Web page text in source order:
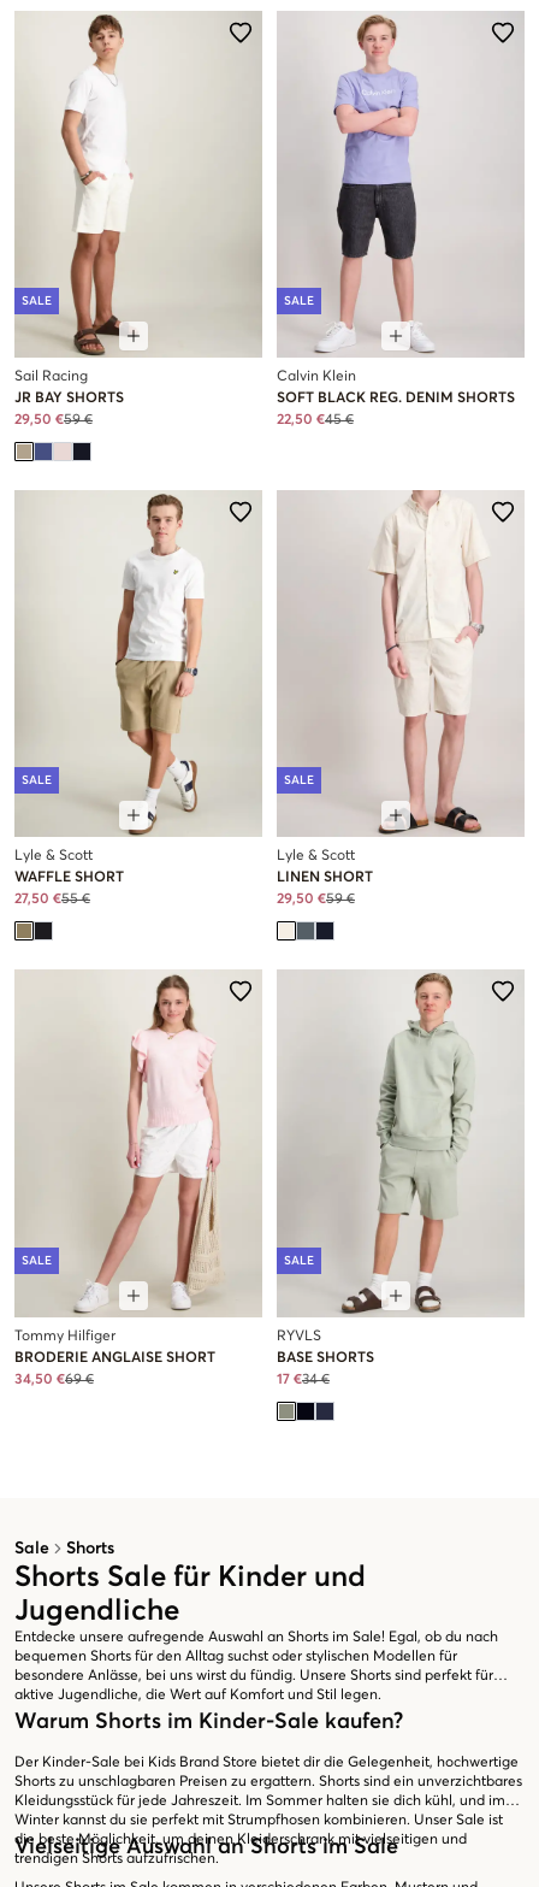
Sale Shorts
Shorts Sale für Kinder und
Jugendliche
Entdecke unsere aufregende Auswahl an Shorts im Sale! Egal, ob du nach
bequemen Shorts für den Alltag suchst oder stylischen Modellen für
besondere Anlässe, bei uns wirst du fündig. Unsere Shorts sind perfekt für
aktive Jugendliche, die Wert auf Komfort und Stil legen.
Warum Shorts im Kinder-Sale kaufen?
Der Kinder-Sale bei Kids Brand Store bietet dir die Gelegenheit, hochwertige
Shorts zu unschlagbaren Preisen zu ergattern. Shorts sind ein unverzichtbares
Kleidungsstück für jede Jahreszeit. Im Sommer halten sie dich kühl, und im
Winter kannst du sie perfekt mit Strumpfhosen kombinieren. Unser Sale ist
die beste Möglichkeit, um deinen Kleiderschrank mit vielseitigen und
trendigen Shorts aufzufrischen.
Vielseitige Auswahl an Shorts im Sale
SALE
Sail Racing
JR BAY SHORTS
29,50 €59 €
SALE
Calvin Klein
SOFT BLACK REG. DENIM SHORTS
22,50 €45 €
SALE
Lyle & Scott
WAFFLE SHORT
27,50 €55 €
SALE
Lyle & Scott
LINEN SHORT
29,50 €59 €
SALE
Tommy Hilfiger
BRODERIE ANGLAISE SHORT
34,50 €69 €
SALE
RYVLS
BASE SHORTS
17 €34 €